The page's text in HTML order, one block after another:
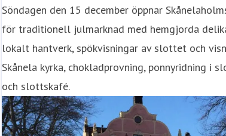
Söndagen den 15 december öppnar
för traditionell julmarknad med hemgjorda
lokalt hantverk, spökvisningar av slottet och
Skånela kyrka, chokladprovning, ponnyridning i
och slottskafé.